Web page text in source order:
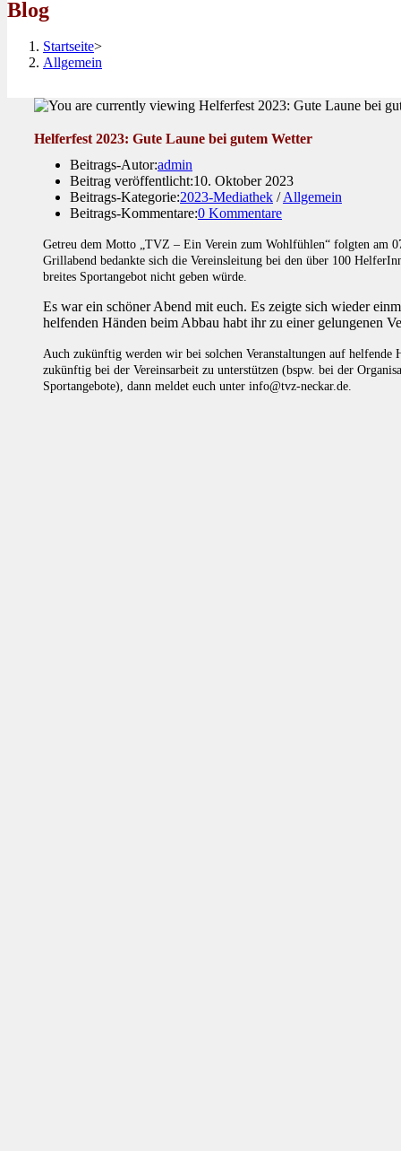
Blog
Startseite>
Allgemein
Helferfest 2023: Gute Laune bei gutem Wetter
Beitrags-Autor:admin
Beitrag veröffentlicht:10. Oktober 2023
Beitrags-Kategorie:2023-Mediathek / Allgemein
Beitrags-Kommentare:0 Kommentare
Getreu dem Motto „TVZ – Ein Verein zum Wohlfühlen“ folgten am
Grillabend bedankte sich die Vereinsleitung bei den über 100
breites Sportangebot nicht geben würde.
Es war ein schöner Abend mit euch. Es zeigte sich wieder
helfenden Händen beim Abbau habt ihr zu einer gelungenen
Auch zukünftig werden wir bei solchen Veranstaltungen auf helfende
zukünftig bei der Vereinsarbeit zu unterstützen (bspw. bei der
Sportangebote), dann meldet euch unter info@tvz-neckar.de.